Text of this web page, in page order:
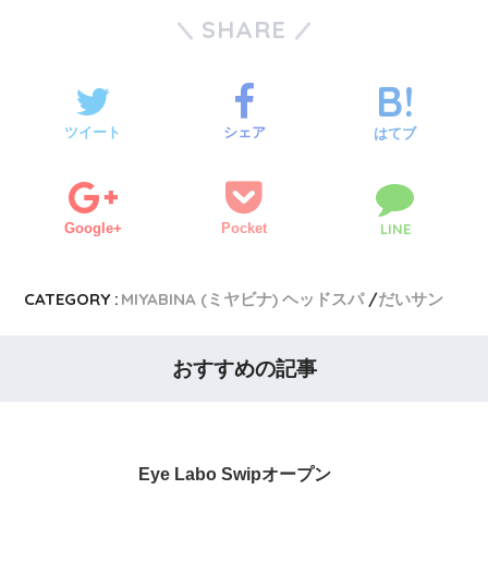
SHARE
ツイート シェア はてブ
Google+ Pocket LINE
CATEGORY : MIYABINA (ミヤビナ) ヘッドスパ だいサン
おすすめの記事
Eye Labo Swipオープン